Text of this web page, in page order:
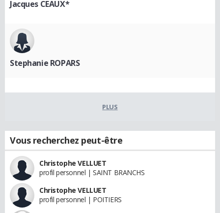
Jacques CEAUX*
Stephanie ROPARS
PLUS
Vous recherchez peut-être
Christophe VELLUET
profil personnel | SAINT BRANCHS
Christophe VELLUET
profil personnel | POITIERS